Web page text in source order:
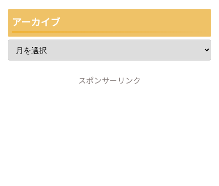
アーカイブ
スポンサーリンク